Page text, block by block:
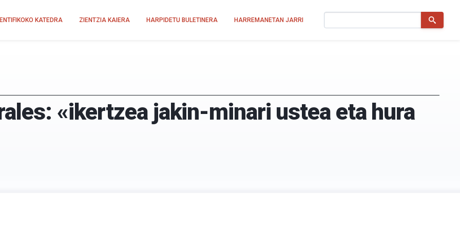
KATEDRA ZIENTZIA KAIERA HARPIDETU BULETINERA HARREMANETAN JARRI
«ikertzea jakin-minari ustea eta hura